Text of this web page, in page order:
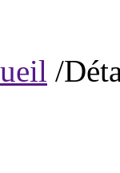
/